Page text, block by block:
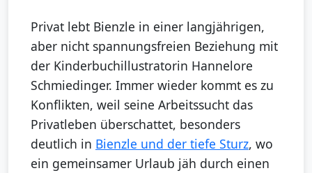
Privat lebt Bienzle in einer langjährigen,
aber nicht spannungsfreien Beziehung mit
der Kinderbuchillustratorin Hannelore
Schmiedinger. Immer wieder kommt es zu
Konflikten, weil seine Arbeitssucht das
Privatleben überschattet, besonders
deutlich in Bienzle und der tiefe Sturz, wo
ein gemeinsamer Urlaub jäh durch einen